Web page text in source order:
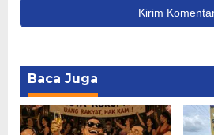
Baca Juga